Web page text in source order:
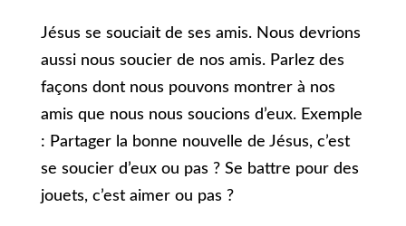
Jésus se souciait de ses amis. Nous devrions
aussi nous soucier de nos amis. Parlez des
façons dont nous pouvons montrer à nos
amis que nous nous soucions d’eux. Exemple
: Partager la bonne nouvelle de Jésus, c’est
se soucier d’eux ou pas ? Se battre pour des
jouets, c’est aimer ou pas ?